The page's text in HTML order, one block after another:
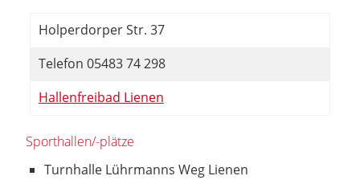
Holperdorper Str. 37
Telefon 05483 74 298
Hallenfreibad Lienen
Sporthallen/-plätze
Turnhalle Lührmanns Weg Lienen